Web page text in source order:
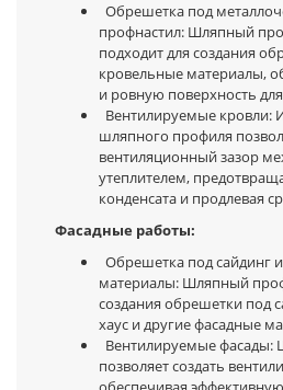
Обрешетка под
профнастил: Шляпный
подходит для создания
кровельные материалы,
и ровную поверхность
Вентилируемые кровли:
шляпного профиля
вентиляционный зазор
утеплителем,
конденсата и продлевая
Фасадные работы:
Обрешетка под сайдинг
материалы: Шляпный
создания обрешетки под
хаус и другие фасадные
Вентилируемые
позволяет создать